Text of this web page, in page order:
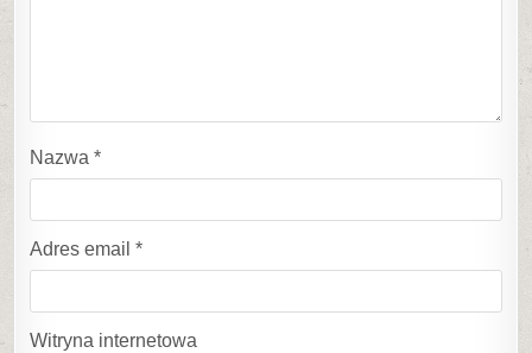
Nazwa*
Adres email*
Witryna internetowa